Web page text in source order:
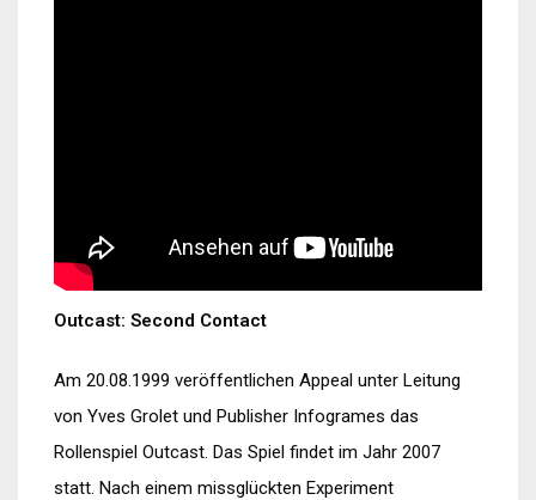
Outcast: Second Contact
Am 20.08.1999 veröffentlichen Appeal unter Leitung
von Yves Grolet und Publisher Infogrames das
Rollenspiel Outcast. Das Spiel findet im Jahr 2007
statt. Nach einem missglückten Experiment